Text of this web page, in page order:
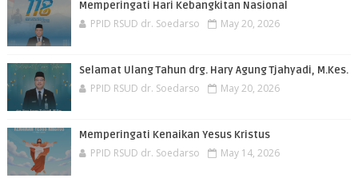
Memperingati Hari Kebangkitan Nasional
PPID RSUD dr. Soedarso May 20, 2026
Selamat Ulang Tahun drg. Hary Agung Tjahyadi, M.Kes.
PPID RSUD dr. Soedarso May 20, 2026
Memperingati Kenaikan Yesus Kristus
PPID RSUD dr. Soedarso May 14, 2026